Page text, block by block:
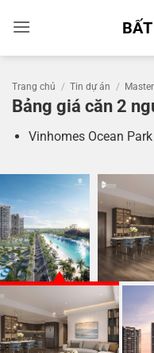
qua
Trang chủ / Tin dự án /
Bảng giá căn 2
Vinhomes Ocean